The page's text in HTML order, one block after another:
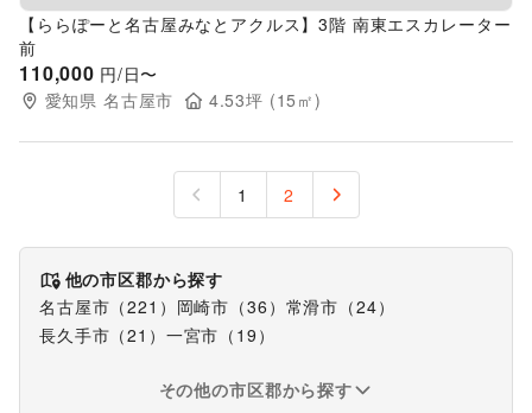
【ららぽーと名古屋みなとアクルス】3階 南東エスカレーター
前
110,000 円/日〜
愛知県 名古屋市 4.53坪 (15 ㎡)
1 2
他の市区郡から探す
名古屋市 （221 ） 岡崎市 （36 ） 常滑市 （24）
長久手市 （21 ） 一宮市 （ 19 ）
その他の市区郡から探す